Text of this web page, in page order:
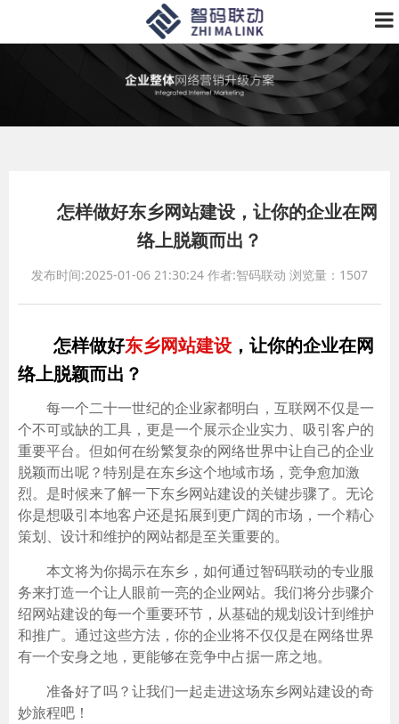
怎样做好东乡网站建设，让你的企业在网
络上脱颖而出？
发布时间:2025-01-06 21:30:24 作者:智码联动 浏览量：1507
怎样做好东乡网站建设 ，让你的企业在网
络上脱颖而出？
每一个二十一世纪的企业家都明白，互联网不仅是一
个不可或缺的工具，更是一个展示企业实力、吸引客户的
重要平台。但如何在纷繁复杂的网络世界中让自己的企业
脱颖而出呢？特别是在东乡这个地域市场，竞争愈加激
烈。是时候来了解一下东乡网站建设的关键步骤了。无论
你是想吸引本地客户还是拓展到更广阔的市场，一个精心
策划、设计和维护的网站都是至关重要的。
本文将为你揭示在东乡，如何通过智码联动的专业服
务来打造一个让人眼前一亮的企业网站。我们将分步骤介
绍网站建设的每一个重要环节，从基础的规划设计到维护
和推广。通过这些方法，你的企业将不仅仅是在网络世界
有一个安身之地，更能够在竞争中占据一席之地。
准备好了吗？让我们一起走进这场东乡网站建设的奇
妙旅程吧！